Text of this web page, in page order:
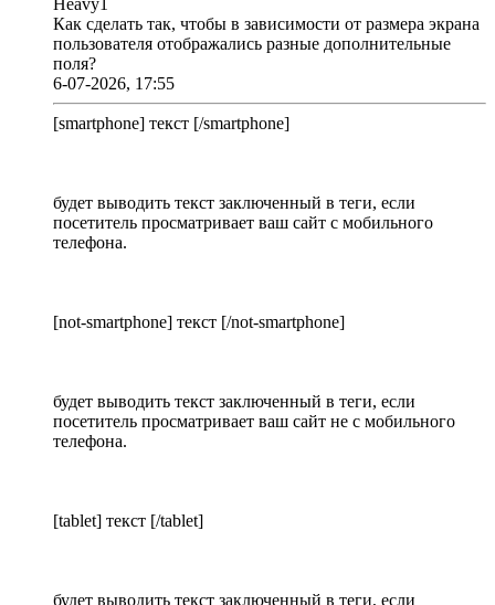
Heavy1
Как сделать так, чтобы в зависимости от размера экрана
пользователя отображались разные дополнительные
поля?
6-07-2026, 17:55
[smartphone] текст [/smartphone]
будет выводить текст заключенный в теги, если
посетитель просматривает ваш сайт с мобильного
телефона.
[not-smartphone] текст [/not-smartphone]
будет выводить текст заключенный в теги, если
посетитель просматривает ваш сайт не с мобильного
телефона.
[tablet] текст [/tablet]
будет выводить текст заключенный в теги, если